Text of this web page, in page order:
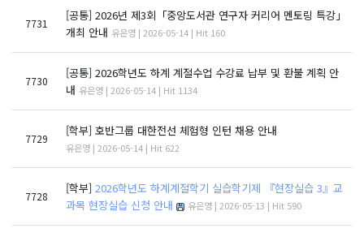
7731
[공통] 2026년 제3회「중앙도서관 연구자 커리어 멘토링 특강」
개최 안내 유은영 | 2026-05-14 | Hit 160
7730
[공통] 2026학년도 하계 계절수업 수강료 납부 및 환불 계획 안
내 유은영 | 2026-05-14 | Hit 1134
7729
[학부] 호반그룹 대한전선 체험형 인턴 채용 안내
유은영 | 2026-05-14 | Hit 622
7728
[학부] 2026학년도 하계계절학기 실습학기제 『현장실습 3』교
과목 현장실습 신청 안내
유은영 | 2026-05-13 | Hit 590